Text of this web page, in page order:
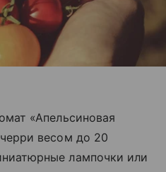
«Апельсиновая
весом до 20
лампочки или